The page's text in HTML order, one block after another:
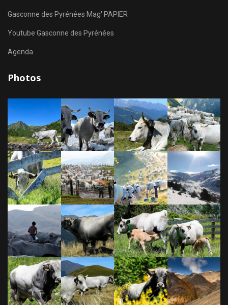
Gasconne des Pyrénées Mag' PAPIER
Youtube Gasconne des Pyrénées
Agenda
Photos